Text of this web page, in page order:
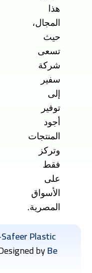
هذا
المجال،
حيث
تسعى
شركة
سفير
إلى
توفير
أجود
المنتجات
وتركز
فقط
على
الأسواق
المصرية.
Plastic
byBe